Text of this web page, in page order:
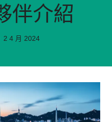
伴介紹
2 4 月 2024